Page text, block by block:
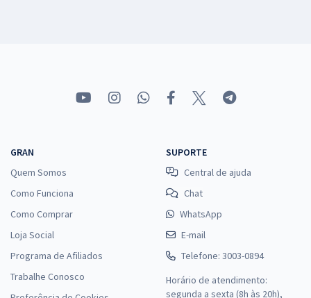
GRAN
Quem Somos
Como Funciona
Como Comprar
Loja Social
Programa de Afiliados
Trabalhe Conosco
SUPORTE
Central de ajuda
Chat
WhatsApp
E-mail
Telefone: 3003-0894
Horário de atendimento:
segunda a sexta (8h às 20h),